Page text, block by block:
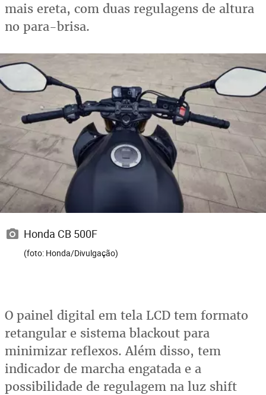
mais ereta, com duas regulagens de altura
no para-brisa.
Honda CB 500F
(foto: Honda/Divulgação)
O painel digital em tela LCD tem formato
retangular e sistema blackout para
minimizar reflexos. Além disso, tem
indicador de marcha engatada e a
possibilidade de regulagem na luz shift